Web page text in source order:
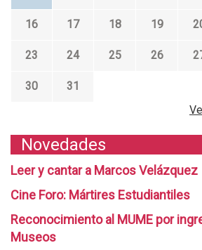
16 17 18 19
23 24 25 26
30
31
Novedades
Leer y cantar a Marcos Velázquez
Cine Foro: Mártires Estudiantiles
Reconocimiento al MUME por
Museos